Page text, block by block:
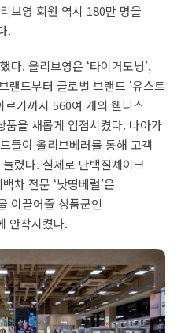
브영 회원 역시 180만 명을
.
다. 올리브영은 ‘타이거모닝’,
랜드부터 글로벌 브랜드 ‘유스트
르기까지 560여 개의 웰니스
을 새롭게 입점시켰다. 나아가
들이 올리브베러를 통해 고객
렸다. 실제로 단백질셰이크
차 전문 ‘낫띵베럴’은
이끌어줄 상품군인
안착시켰다.